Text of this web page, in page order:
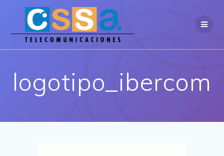
al
contenido
logotipo_ibercom